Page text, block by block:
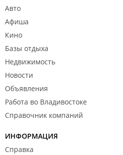
Авто
Афиша
Кино
Базы отдыха
Недвижимость
Новости
Объявления
Работа во Владивостоке
Справочник компаний
ИНФОРМАЦИЯ
Справка